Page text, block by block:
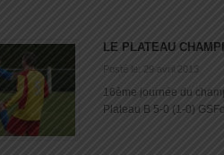
LE PLATEAU
Posté le: 29 avril 2013
16ème journée du
Plateau B 5-0 (1-0)